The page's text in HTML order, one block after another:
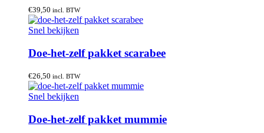
€39,50 incl. BTW
Snel bekijken
Doe-het-zelf pakket scarabee
€26,50 incl. BTW
Snel bekijken
Doe-het-zelf pakket mummie